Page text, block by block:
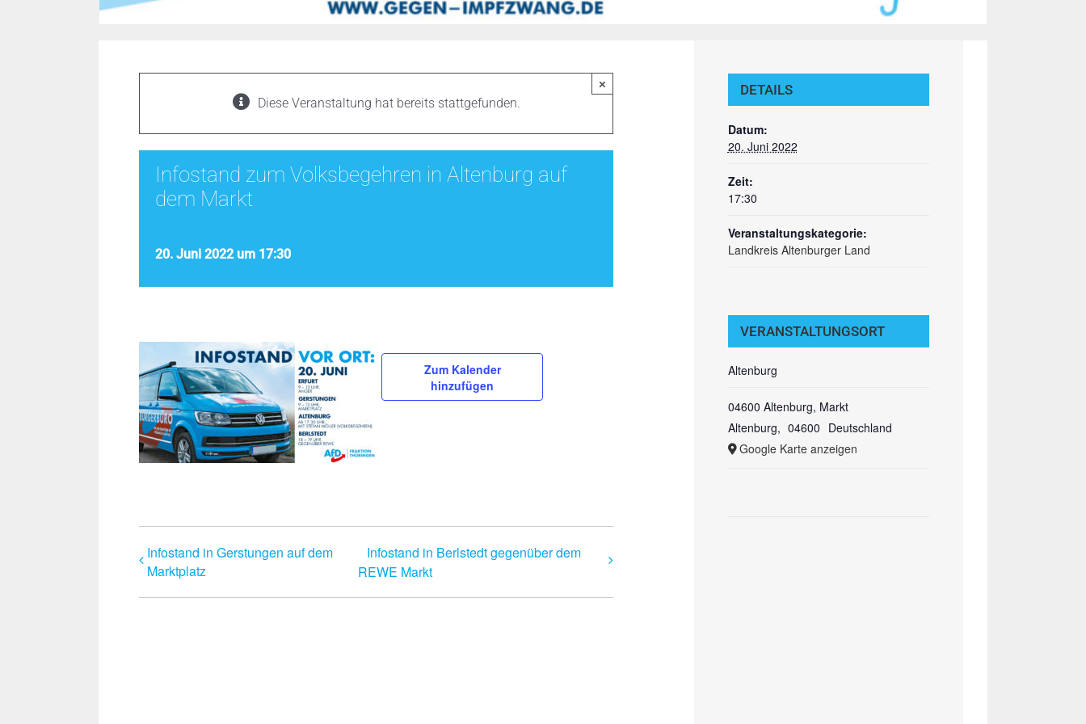
×
Diese Veranstaltung hat bereits stattgefunden.
Infostand zum Volksbegehren in Altenburg auf
dem Markt
20. Juni 2022 um 17:30
Zum Kalender
hinzufügen
Infostand in Gerstungen auf dem
Marktplatz
Infostand in Berlstedt gegenüber dem
REWE Markt
DETAILS
Datum:
20. Juni 2022
Zeit:
17:30
Veranstaltungskategorie:
Landkreis Altenburger Land
VERANSTALTUNGSORT
Altenburg
04600 Altenburg, Markt
Altenburg, 04600 Deutschland
Google Karte anzeigen